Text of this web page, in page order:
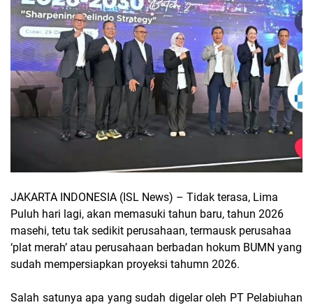
JAKARTA INDONESIA (ISL News) – Tidak terasa, Lima
Puluh hari lagi, akan memasuki tahun baru, tahun 2026
masehi, tetu tak sedikit perusahaan, termausk perusahaa
‘plat merah’ atau perusahaan berbadan hokum BUMN yang
sudah mempersiapkan proyeksi tahumn 2026.
Salah satunya apa yang sudah digelar oleh PT Pelabiuhan